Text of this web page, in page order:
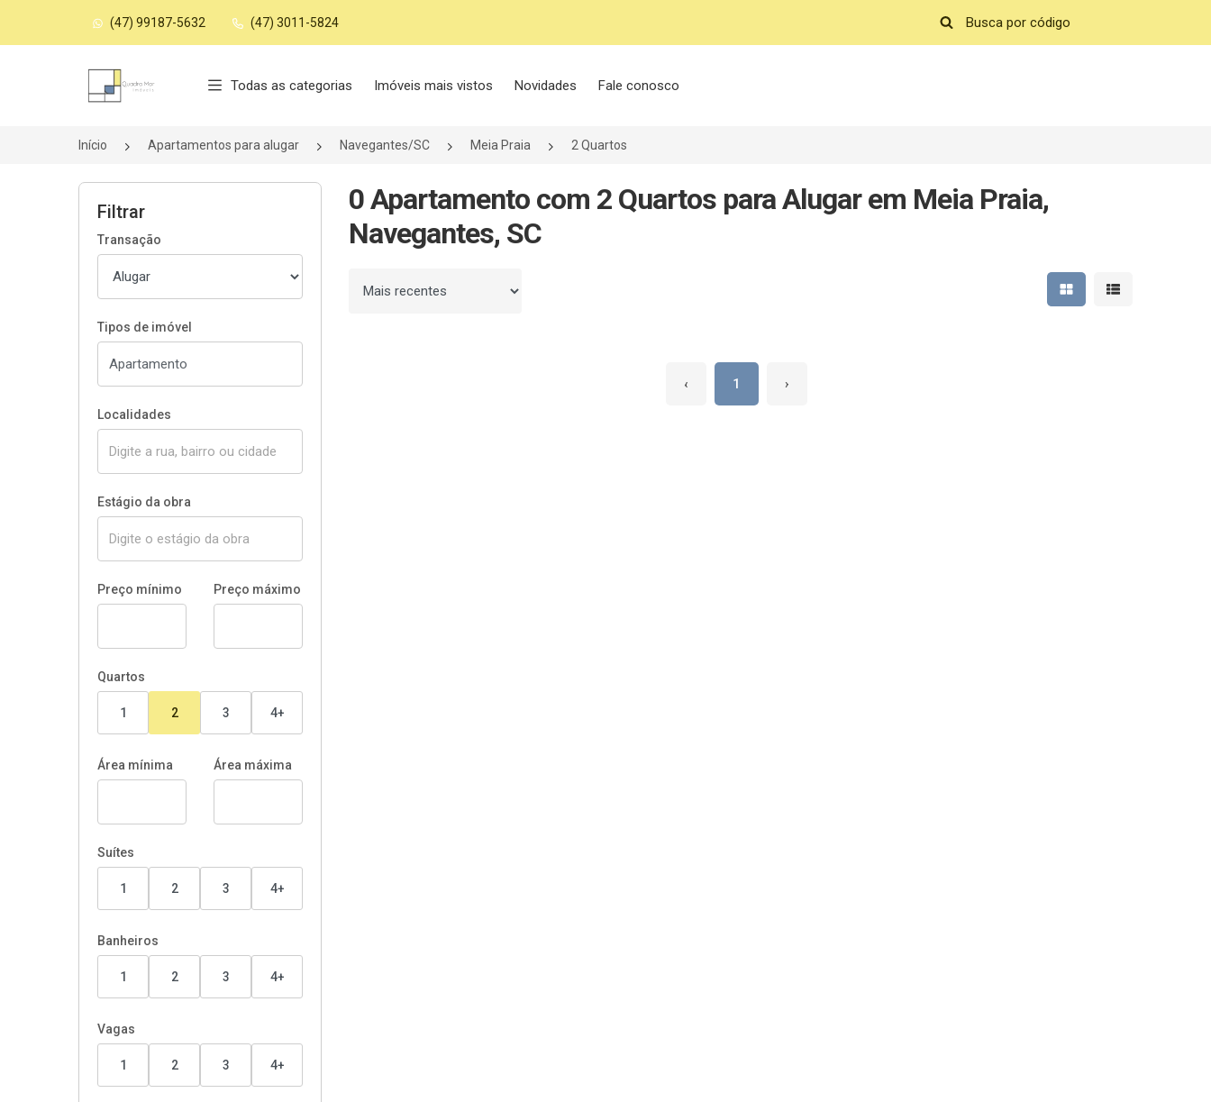
(47) 99187-5632 (47) 3011-5824
Página inicial
Todas as categorias Imóveis mais vistos Novidades Fale conosco
Início Apartamentos para alugar Navegantes/SC Meia Praia 2 Quartos
Filtrar
Transação
Tipos de imóvel
Localidades
Estágio da obra
Preço mínimo Preço máximo
Quartos
1 2 3 4+
Área mínima Área máxima
Suítes
1 2 3 4+
Banheiros
1 2 3 4+
Vagas
1 2 3 4+
0 Apartamento com 2 Quartos para Alugar em Meia Praia,
Navegantes, SC
Ordenar por Mostrar resultados em
Mostrar
‹ 1 ›